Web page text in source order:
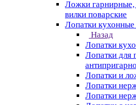
Ложки гарнирные,
вилки поварские
Лопатки кухонные
Назад
Лопатки
Лопатки для
Лопатки и
Лопатки
Лопатки